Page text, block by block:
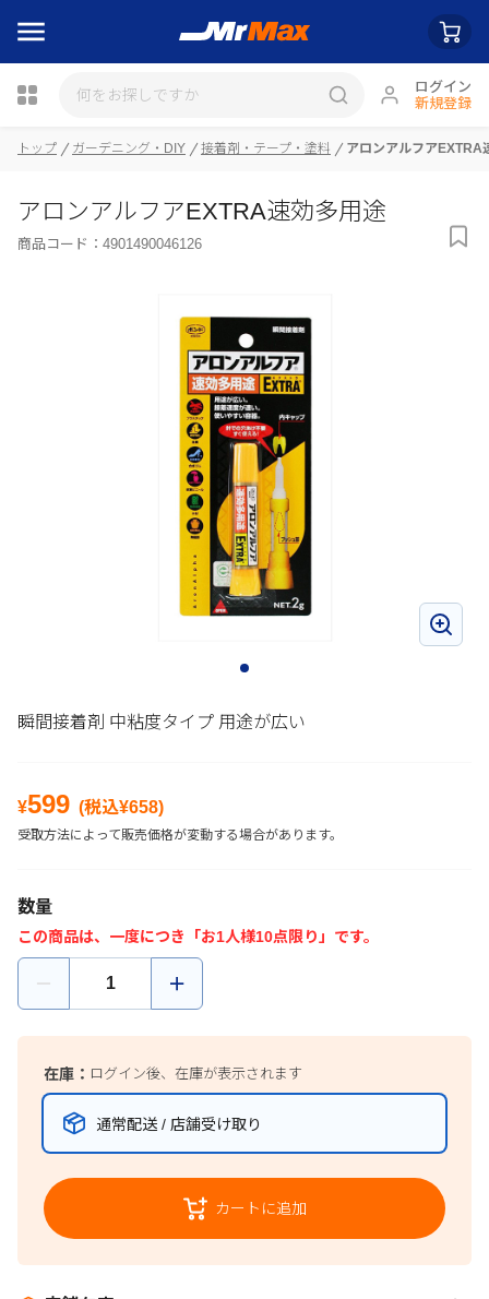
ログイン
新規登録
瓶詰
トップ ガーデニング・DIY 接着剤・テープ・塗料 アロンアルフアEXTRA
アロンアルフアEXTRA速効多用途
商品コード： 4901490046126
瞬間接着剤 中粘度タイプ 用途が広い
¥599 (税込¥658)
受取方法によって販売価格が変動する場合があります。
数量
この商品は、一度につき「お1人様10点限り」です。
在庫： ログイン後、在庫が表示されます
通常配送 / 店舗受け取り
カートに追加